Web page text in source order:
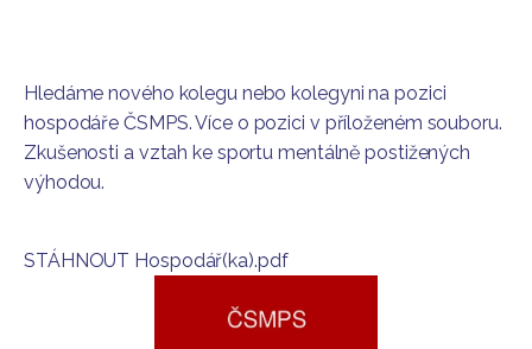
Hledáme nového kolegu nebo kolegyni na pozici
hospodáře ČSMPS. Více o pozici v příloženém souboru.
Zkušenosti a vztah ke sportu mentálně postižených
výhodou.
STÁHNOUT Hospodář(ka).pdf